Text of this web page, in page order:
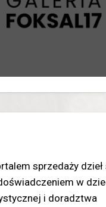
sprzedaży dzieł
w
i doradztwa